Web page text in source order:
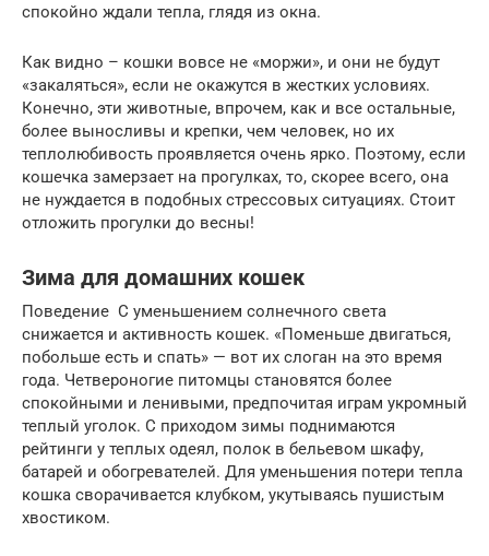
спокойно ждали тепла, глядя из окна.
Как видно – кошки вовсе не «моржи», и они не будут
«закаляться», если не окажутся в жестких условиях.
Конечно, эти животные, впрочем, как и все остальные,
более выносливы и крепки, чем человек, но их
теплолюбивость проявляется очень ярко. Поэтому, если
кошечка замерзает на прогулках, то, скорее всего, она
не нуждается в подобных стрессовых ситуациях. Стоит
отложить прогулки до весны!
Зима для домашних кошек
Поведение С уменьшением солнечного света
снижается и активность кошек. «Поменьше двигаться,
побольше есть и спать» — вот их слоган на это время
года. Четвероногие питомцы становятся более
спокойными и ленивыми, предпочитая играм укромный
теплый уголок. С приходом зимы поднимаются
рейтинги у теплых одеял, полок в бельевом шкафу,
батарей и обогревателей. Для уменьшения потери тепла
кошка сворачивается клубком, укутываясь пушистым
хвостиком.